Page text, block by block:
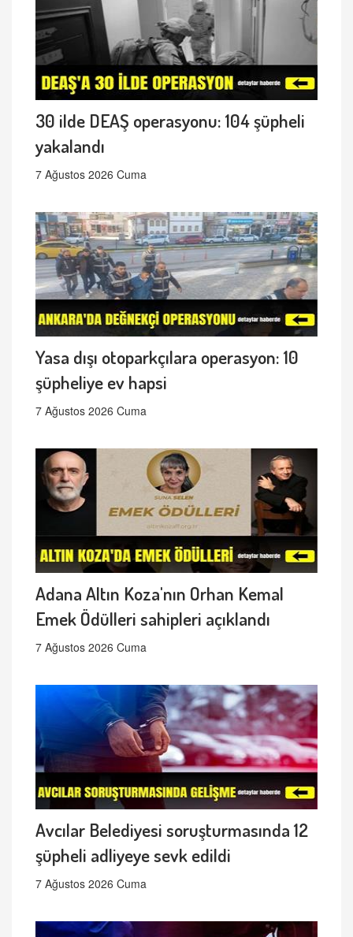
30 ilde DEAŞ operasyonu: 104 şüpheli
yakalandı
7 Ağustos 2026 Cuma
Yasa dışı otoparkçılara operasyon: 10
şüpheliye ev hapsi
7 Ağustos 2026 Cuma
Adana Altın Koza'nın Orhan Kemal
Emek Ödülleri sahipleri açıklandı
7 Ağustos 2026 Cuma
Avcılar Belediyesi soruşturmasında 12
şüpheli adliyeye sevk edildi
7 Ağustos 2026 Cuma